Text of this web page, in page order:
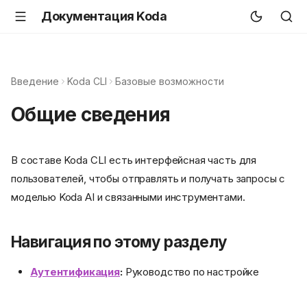
Документация Koda
Введение Koda CLI Базовые возможности
Общие сведения
В составе Koda CLI есть интерфейсная часть для
пользователей, чтобы отправлять и получать запросы с
моделью Koda AI и связанными инструментами.
Навигация по этому разделу
Аутентификация:Руководство по настройке